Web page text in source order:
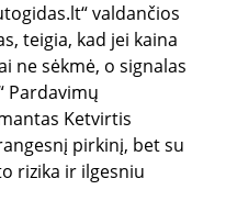
valdančios
teigia, kad jei kaina
ne sėkmė, o signalas
Pardavimų
Ketvirtis
pirkinį, bet su
rizika ir ilgesniu